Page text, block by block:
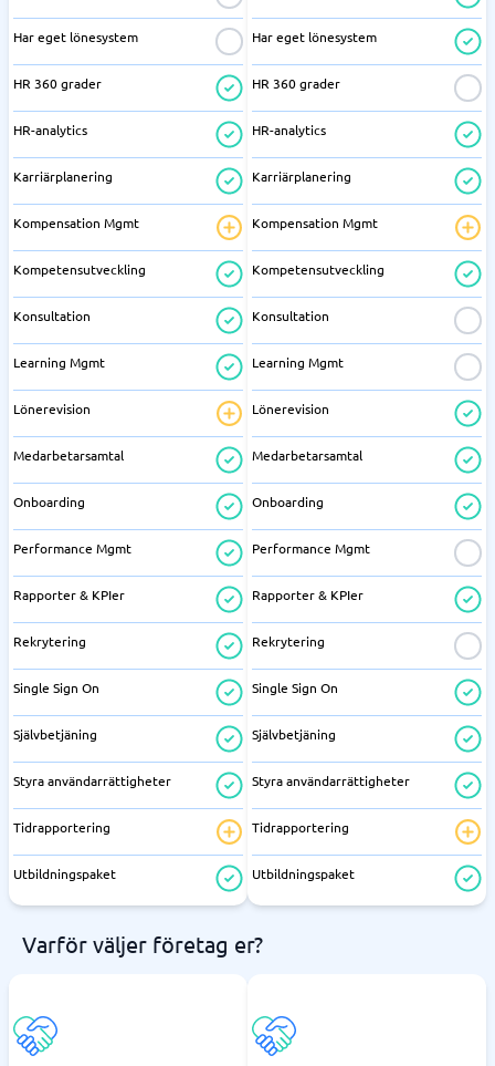
Har eget lönesystem
HR 360 grader
HR-analytics
Karriärplanering
Kompensation Mgmt
Kompetensutveckling
Konsultation
Learning Mgmt
Lönerevision
Medarbetarsamtal
Onboarding
Performance Mgmt
Rapporter & KPIer
Rekrytering
Single Sign On
Självbetjäning
Styra användarrättigheter
Tidrapportering
Utbildningspaket
Har eget lönesystem
HR 360 grader
HR-analytics
Karriärplanering
Kompensation Mgmt
Kompetensutveckling
Konsultation
Learning Mgmt
Lönerevision
Medarbetarsamtal
Onboarding
Performance Mgmt
Rapporter & KPIer
Rekrytering
Single Sign On
Självbetjäning
Styra användarrättigheter
Tidrapportering
Utbildningspaket
Varför väljer företag er?